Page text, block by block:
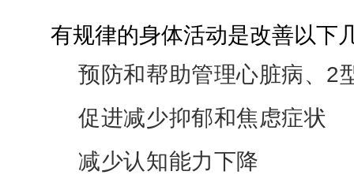
有规律的身体活动是改善以下
预防和帮助管理心脏病、2
促进减少抑郁和焦虑症状
减少认知能力下降